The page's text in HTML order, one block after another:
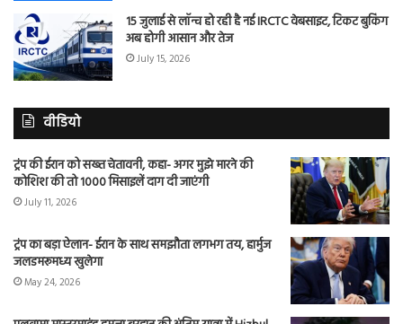
15 जुलाई से लॉन्च हो रही है नई IRCTC वेबसाइट, टिकट बुकिंग
अब होगी आसान और तेज
July 15, 2026
वीडियो
ट्रंप की ईरान को सख्त चेतावनी, कहा- अगर मुझे मारने की
कोशिश की तो 1000 मिसाइलें दाग दी जाएंगी
July 11, 2026
ट्रंप का बड़ा ऐलान- ईरान के साथ समझौता लगभग तय, हार्मुज
जलडमरूमध्य खुलेगा
May 24, 2026